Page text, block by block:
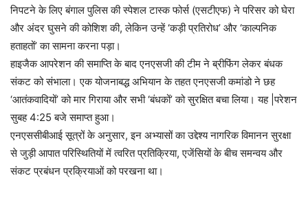
निपटने के लिए बंगाल पुलिस की स्पेशल टास्क फोर्स (एसटीएफ) ने परिसर को घेरा
और अंदर घुसने की कोशिश की, लेकिन उन्हें ‘कड़ी प्रतिरोध’ और ‘काल्पनिक
हताहतों’ का सामना करना पड़ा।
हाइजैक आपरेशन की समाप्ति के बाद एनएसजी की टीम ने ब्रीफिंग लेकर बंधक
संकट को संभाला। एक योजनाबद्ध अभियान के तहत एनएसजी कमांडो ने छह
‘आतंकवादियों’ को मार गिराया और सभी ‘बंधकों’ को सुरक्षित बचा लिया। यह |परेशन
सुबह 4:25 बजे समाप्त हुआ।
एनएससीबीआई सूत्रों के अनुसार, इन अभ्यासों का उद्देश्य नागरिक विमानन सुरक्षा
से जुड़ी आपात परिस्थितियों में त्वरित प्रतिक्रिया, एजेंसियों के बीच समन्वय और
संकट प्रबंधन प्रक्रियाओं को परखना था।